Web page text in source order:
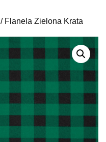
/ Flanela Zielona Krata